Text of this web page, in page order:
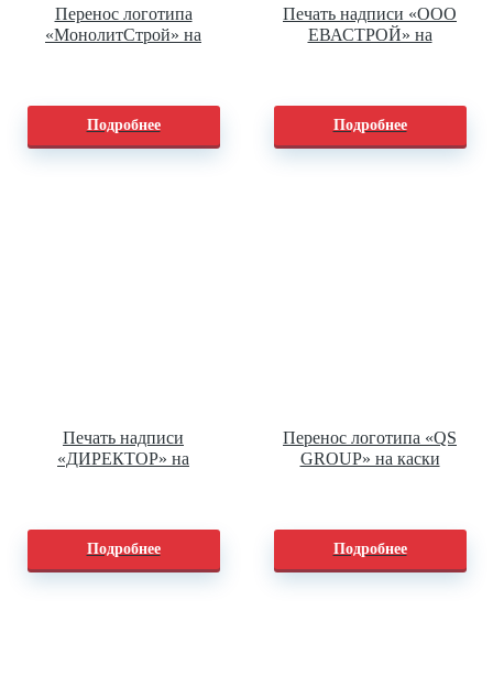
Перенос логотипа
«МонолитСтрой» на
Подробнее
Печать надписи «ООО
ЕВАСТРОЙ» на
Подробнее
Печать надписи
«ДИРЕКТОР» на
Подробнее
Перенос логотипа «QS
GROUP» на каски
Подробнее